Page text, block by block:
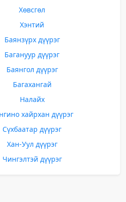
Хөвсгөл
Хэнтий
Баянзүрх дүүрэг
Багануур дүүрэг
Баянгол дүүрэг
Багахангай
Налайх
хайрхан дүүрэг
Сүхбаатар дүүрэг
Хан-Уул дүүрэг
Чингэлтэй дүүрэг